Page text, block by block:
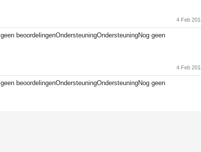
4 Feb
beoordelingenOndersteuningOndersteuningNog geen
4 Feb
beoordelingenOndersteuningOndersteuningNog geen